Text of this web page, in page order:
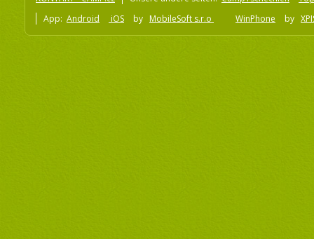
App: Android iOS by MobileSoft s.r.o WinPhone by